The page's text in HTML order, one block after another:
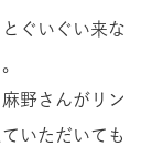
ぐいぐい来な
野さんがリン
いただいても